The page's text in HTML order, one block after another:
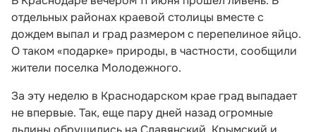
отдельных районах краевой столицы вместе с
дождем выпал и град размером с перепелиное яйцо.
О таком «подарке» природы, в частности, сообщили
жители поселка Молодежного.
За эту неделю в Краснодарском крае град выпадает
не впервые. Так, еще пару дней назад огромные